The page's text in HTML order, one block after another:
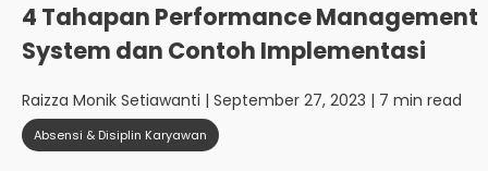
4 Tahapan Performance Management
System dan Contoh Implementasi
Raizza Monik Setiawanti | September 27, 2023 | 7 min read
Absensi & Disiplin Karyawan